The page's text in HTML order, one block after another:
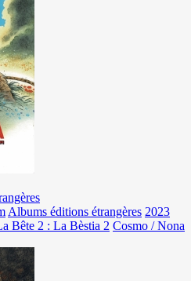
Albums éditions étrangères 2023
Bête 2 : La Bèstia 2 Cosmo / Nona